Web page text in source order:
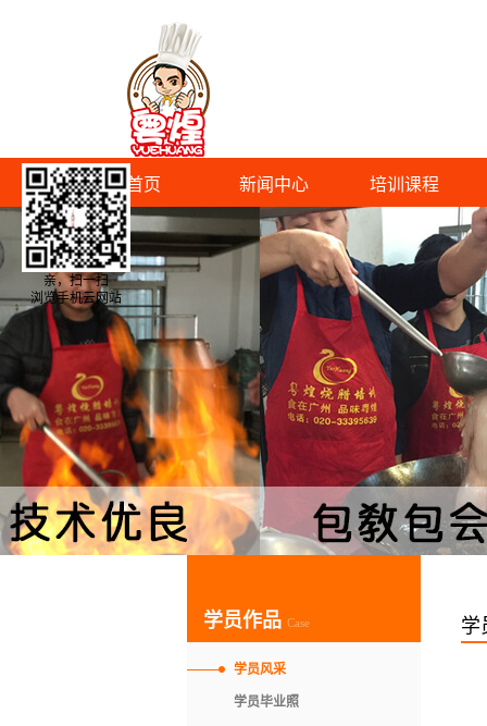
首页 新闻中心 培训课程
学员作品 Case
学员风采
学员毕业照
学
亲，扫一扫
浏览手机云网站